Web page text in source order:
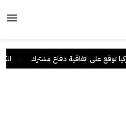
توقع على اتفاقية دفاع مشترك